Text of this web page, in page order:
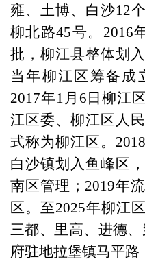
雍、土博、白沙12
柳北路45号。2016
批，柳江县整体划
当年柳江区筹备成
2017年1月6日柳江
江区委、柳江区人
式称为柳江区。
白沙镇划入鱼峰区
南区管理；2019年
区。至2025年柳江
三都、里高、进德
府驻地拉堡镇马平路